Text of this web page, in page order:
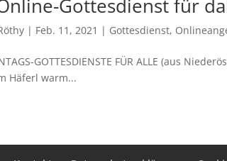
Gottesdienst für
| Feb. 11, 2021 | Gottesdienst,
GOTTESDIENSTE FÜR ALLE (aus
Häferl warm...